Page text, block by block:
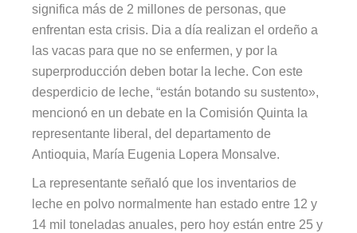
significa más de 2 millones de personas, que
enfrentan esta crisis. Dia a día realizan el ordeño a
las vacas para que no se enfermen, y por la
superproducción deben botar la leche. Con este
desperdicio de leche, “están botando su sustento»,
mencionó en un debate en la Comisión Quinta la
representante liberal, del departamento de
Antioquia, María Eugenia Lopera Monsalve.
La representante señaló que los inventarios de
leche en polvo normalmente han estado entre 12 y
14 mil toneladas anuales, pero hoy están entre 25 y